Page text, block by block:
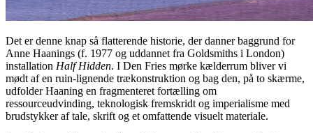
Det er denne knap så flatterende historie, der danner baggrund for
Anne Haanings (f. 1977 og uddannet fra Goldsmiths i London)
installation Half Hidden. I Den Fries mørke kælderrum bliver vi
mødt af en ruin-lignende trækonstruktion og bag den, på to skærme,
udfolder Haaning en fragmenteret fortælling om
ressourceudvinding, teknologisk fremskridt og imperialisme med
brudstykker af tale, skrift og et omfattende visuelt materiale.